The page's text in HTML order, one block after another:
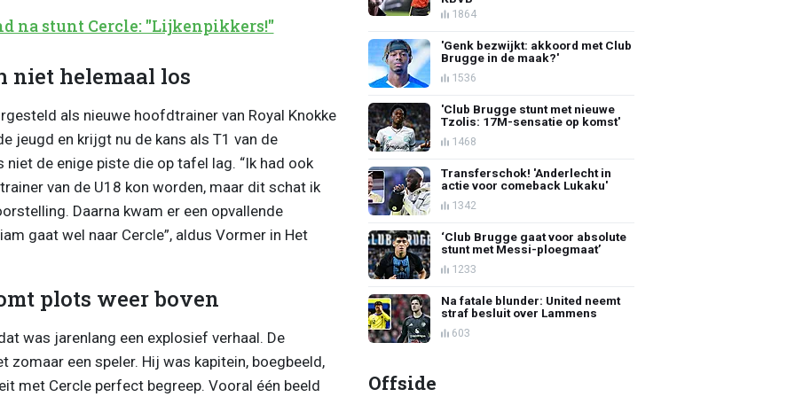
na stunt Cercle: "Lijkenpikkers!"
niet helemaal los
als nieuwe hoofdtrainer van Royal Knokke
jeugd en krijgt nu de kans als T1 van de
de enige piste die op tafel lag. “Ik had ook
van de U18 kon worden, maar dit schat ik
Daarna kwam er een opvallende
gaat wel naar Cercle”, aldus Vormer in Het
plots weer boven
was jarenlang een explosief verhaal. De
zomaar een speler. Hij was kapitein, boegbeeld,
met Cercle perfect begreep. Vooral één beeld
1864
'Genk bezwijkt: akkoord met Club
Brugge in de maak?'
1536
'Club Brugge stunt met nieuwe
Tzolis: 17M-sensatie op komst'
1468
Transferschok! 'Anderlecht in
actie voor comeback Lukaku'
1342
‘Club Brugge gaat voor absolute
stunt met Messi-ploegmaat’
1233
Na fatale blunder: United neemt
straf besluit over Lammens
603
Offside